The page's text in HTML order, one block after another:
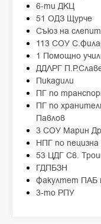
6-ти ДКЦ
51 ОДЗ Щурче
Съюз на
113 СОУ
1 Помощно
ДДЛРГ
Пикадили
ПГ по
ПГ по
Павлов
3 СОУ Марин
НПГ по
53 ЦДГ Св.
ГДПБЗН
Факултет ПАБ
3-то РПУ